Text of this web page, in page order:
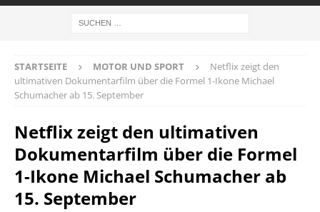
STARTSEITE MOTOR UND SPORT
Netflix zeigt den
ultimativen Dokumentarfilm über die Formel 1-Ikone Michael
Schumacher ab 15. September
Netflix zeigt den ultimativen
Dokumentarfilm über die Formel
1-Ikone Michael Schumacher ab
15. September